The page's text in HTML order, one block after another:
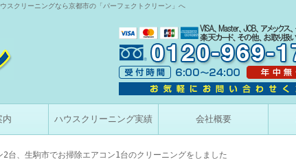
クリーニングなら京都市の「パーフェクトクリーン」へ
内 ハウスクリーニング実績 会社概要
台、生駒市でお掃除エアコン1台のクリーニングをしました